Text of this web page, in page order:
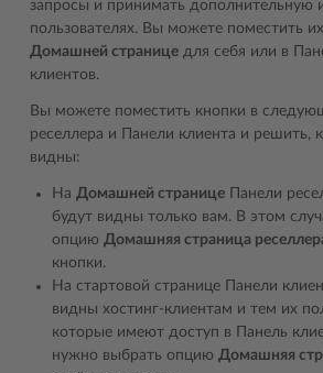
запросы и принимать дополнительную
пользователях. Вы можете поместить
Домашней странице для себя или в
клиентов.
Вы можете поместить кнопки в
реселлера и Панели клиента и решить,
видны:
На Домашней странице Панели
будут видны только вам. В этом
опцию Домашняя страница
кнопки.
На стартовой странице Панели
видны хостинг-клиентам и тем их
которые имеют доступ в Панель
нужно выбрать опцию Домашняя